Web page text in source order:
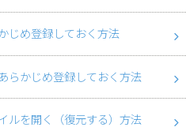
じめ登録しておく方法
らかじめ登録しておく方法
ルを開く（復元する）方法